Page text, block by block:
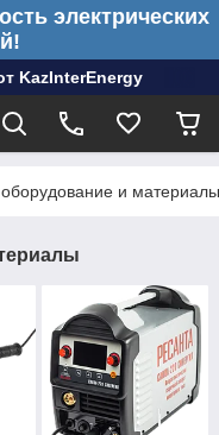
электрических
KazInterEnergy
и материалы